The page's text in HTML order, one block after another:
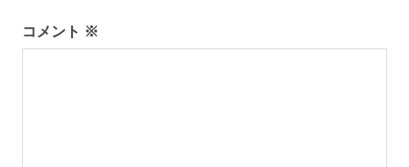
シ
コメント ※